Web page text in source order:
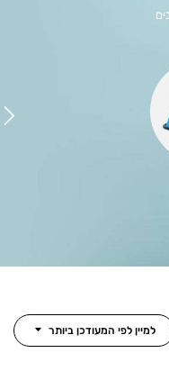
למיין לפי המעודכן ביותר